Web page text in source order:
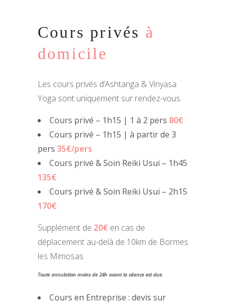
Cours privés à
domicile
Les cours privés d’Ashtanga & Vinyasa
Yoga sont uniquement sur rendez-vous.
Cours privé – 1h15 | 1 à 2 pers 80€
Cours privé – 1h15 | à partir de 3
pers 35€/pers
Cours privé & Soin Reiki Usui – 1h45
135€
Cours privé & Soin Reiki Usui – 2h15
170€
Supplément de 20€ en cas de
déplacement au-delà de 10km de Bormes
les Mimosas.
Toute annulation moins de 24h avant la séance est due.
Cours en Entreprise : devis sur